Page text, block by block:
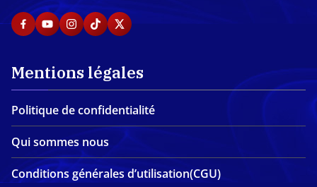
Mentions légales
Politique de confidentialité
Qui sommes nous
Conditions générales d’utilisation(CGU)